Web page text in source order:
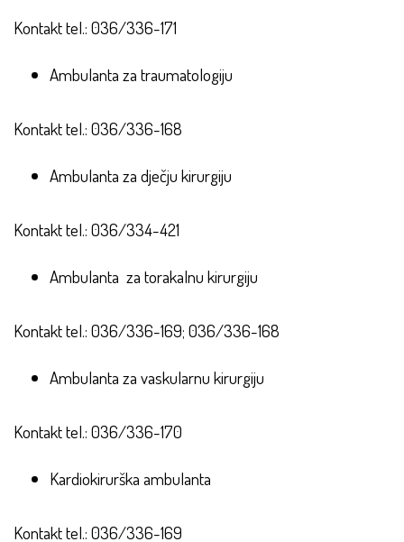
Kontakt tel.: 036/336-171
Ambulanta za traumatologiju
Kontakt tel.: 036/336-168
Ambulanta za dječju kirurgiju
Kontakt tel.: 036/334-421
Ambulanta za torakalnu kirurgiju
Kontakt tel.: 036/336-169; 036/336-168
Ambulanta za vaskularnu kirurgiju
Kontakt tel.: 036/336-170
Kardiokirurška ambulanta
Kontakt tel.: 036/336-169